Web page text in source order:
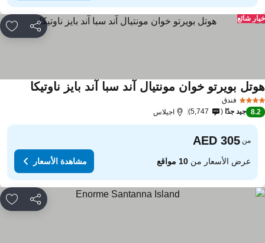
مشاركة
شائع
فندق
بويرتو خوان مونتيال آند سبا آند بايز ناوتيكا
8.2 جيد جدًا 5,747 اجيلاس
من
عرض الأسعار من10 مواقع مشاهدة الأسعار
مشاركة